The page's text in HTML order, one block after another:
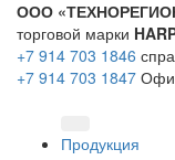
ООО
торговой марки
+7 914 703 1846
+7 914 703 1847
Продукция